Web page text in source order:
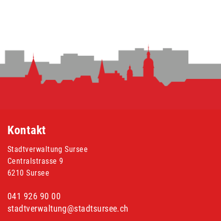
Kontakt
Stadtverwaltung Sursee
Centralstrasse 9
6210 Sursee
041 926 90 00
stadtverwaltung@stadtsursee.ch